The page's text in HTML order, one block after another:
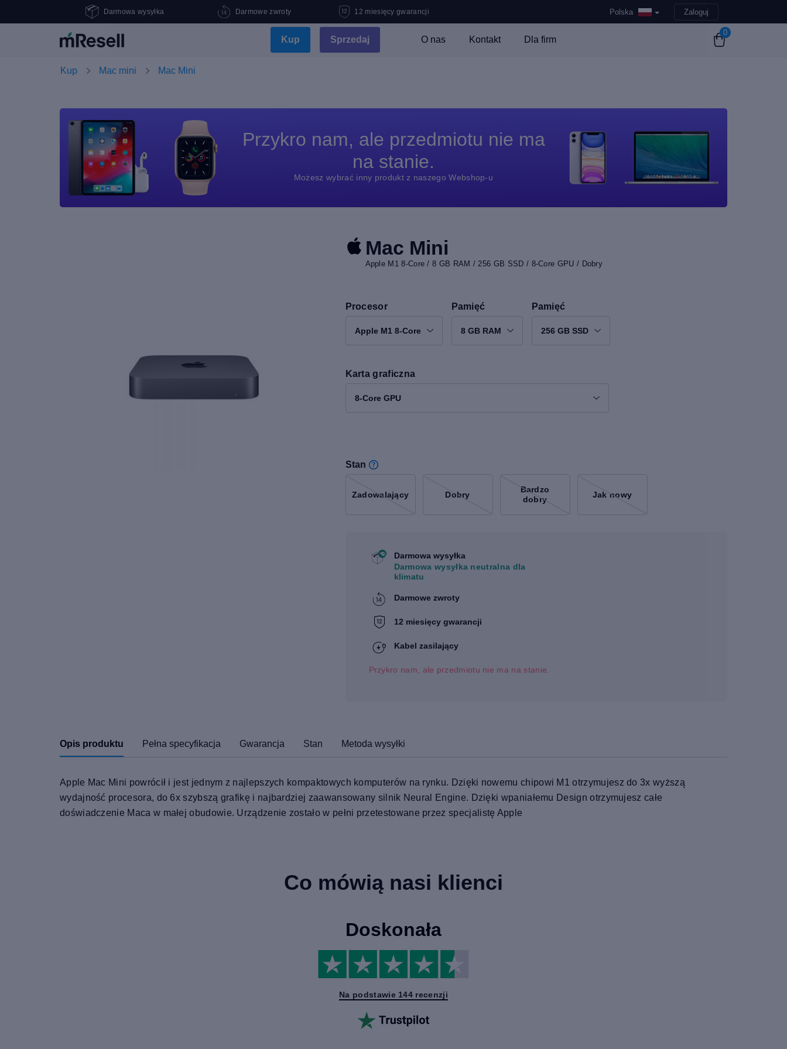
Darmowa wysyłka Darmowe zwroty 12 miesięcy gwarancji Polska Zaloguj
Kup Sprzedaj O nas Kontakt Dla firm
0
Kup Mac mini Mac Mini
Przykro nam, ale przedmiotu nie ma
na stanie.
Możesz wybrać inny produkt z naszego Webshop-u
Mac Mini
Apple M1 8-Core / 8 GB RAM / 256 GB SSD / 8-Core GPU / Dobry
Procesor
Apple M1 8-Core
Pamięć
8 GB RAM
Pamięć
256 GB SSD
Karta graficzna
8-Core GPU
Stan
Zadowalający Dobry
Bardzo
dobry
Jak nowy
Darmowa wysyłka
Darmowa wysyłka neutralna dla
klimatu
Darmowe zwroty
12 miesięcy gwarancji
Kabel zasilający
Przykro nam, ale przedmiotu nie ma na stanie.
Opis produktu Pełna specyfikacja Gwarancja Stan Metoda wysyłki
Apple Mac Mini powrócił i jest jednym z najlepszych kompaktowych komputerów na rynku. Dzięki nowemu chipowi M1 otrzymujesz do 3x wyższą
wydajność procesora, do 6x szybszą grafikę i najbardziej zaawansowany silnik Neural Engine. Dzięki wpaniałemu Design otrzymujesz całe
doświadczenie Maca w małej obudowie. Urządzenie zostało w pełni przetestowane przez specjalistę Apple
Co mówią nasi klienci
Doskonała
Na podstawie 144 recenzji